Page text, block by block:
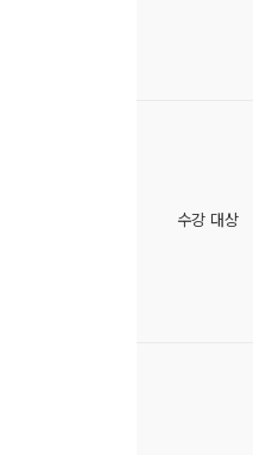
수강 대상